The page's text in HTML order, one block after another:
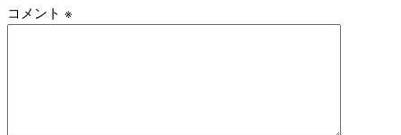
コメント ※